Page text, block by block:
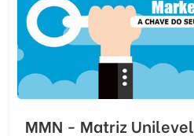
MMN - Matriz Unilevel